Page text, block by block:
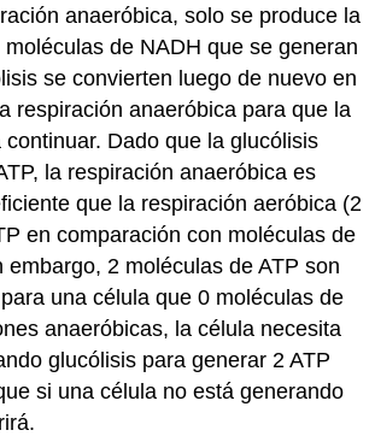
anaeróbica, solo se produce la
de NADH que se generan
se convierten luego de nuevo en
respiración anaeróbica para que la
Dado que la glucólisis
la respiración anaeróbica es
que la respiración aeróbica (2
en comparación con moléculas de
embargo, 2 moléculas de ATP son
una célula que 0 moléculas de
anaeróbicas, la célula necesita
glucólisis para generar 2 ATP
si una célula no está generando